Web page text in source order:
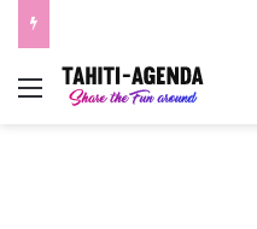
Menu